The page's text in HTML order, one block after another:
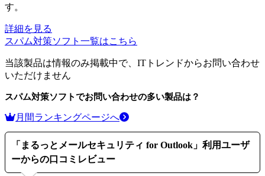
す。
詳細を見る
スパム対策ソフト 一覧はこちら
当該製品は情報のみ掲載中で、ITトレンドからお問い合わせ
いただけません
スパム対策ソフトでお問い合わせの多い製品は？
月間ランキングページへ
「 まるっとメールセキュリティ for Outlook 」利用ユーザ
ーからの口コミレビュー